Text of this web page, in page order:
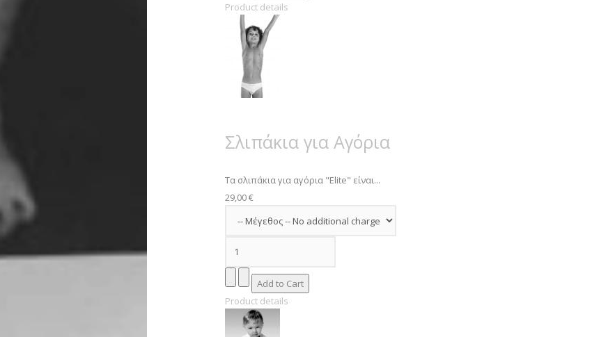
Product details
Σλιπάκια για Αγόρια
Τα σλιπάκια για αγόρια "Elite" είναι...
29,00 €
Product details